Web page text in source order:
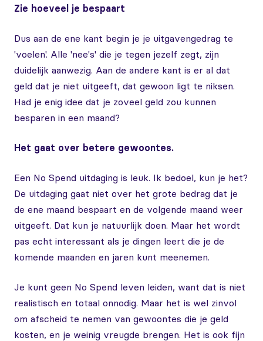
Zie hoeveel je bespaart
Dus aan de ene kant begin je je uitgavengedrag te
'voelen'. Alle 'nee's' die je tegen jezelf zegt, zijn
duidelijk aanwezig. Aan de andere kant is er al dat
geld dat je niet uitgeeft, dat gewoon ligt te niksen.
Had je enig idee dat je zoveel geld zou kunnen
besparen in een maand?
Het gaat over betere gewoontes.
Een No Spend uitdaging is leuk. Ik bedoel, kun je het?
De uitdaging gaat niet over het grote bedrag dat je
de ene maand bespaart en de volgende maand weer
uitgeeft. Dat kun je natuurlijk doen. Maar het wordt
pas echt interessant als je dingen leert die je de
komende maanden en jaren kunt meenemen.
Je kunt geen No Spend leven leiden, want dat is niet
realistisch en totaal onnodig. Maar het is wel zinvol
om afscheid te nemen van gewoontes die je geld
kosten, en je weinig vreugde brengen. Het is ook fijn